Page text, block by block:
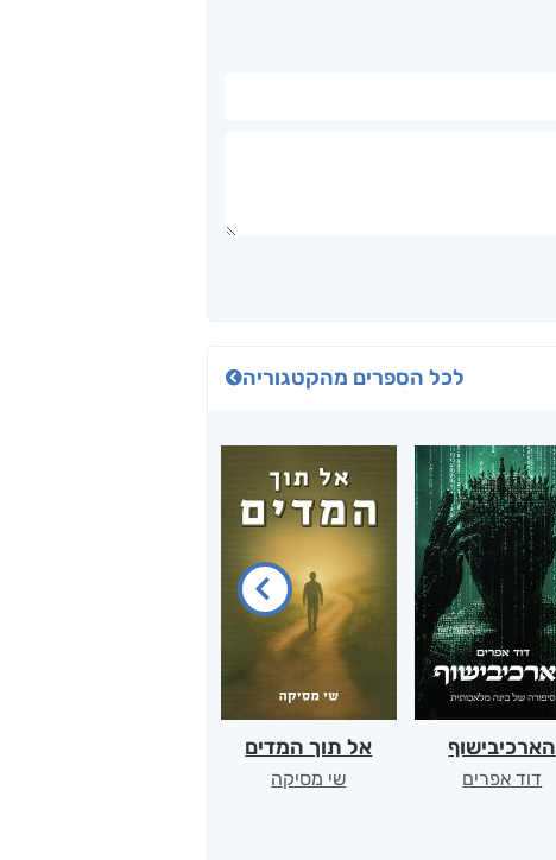
לכל הספרים מהקטגוריה
הארכיבישוף
דוד אפרים
אל תוך המדים
שי מסיקה